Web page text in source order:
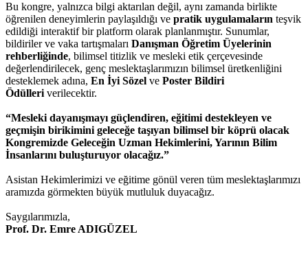
Bu kongre, yalnızca bilgi aktarılan değil, aynı zamanda birlikte
öğrenilen deneyimlerin paylaşıldığı ve pratik uygulamaların teşvik
edildiği interaktif bir platform olarak planlanmıştır. Sunumlar,
bildiriler ve vaka tartışmaları Danışman Öğretim Üyelerinin
rehberliğinde, bilimsel titizlik ve mesleki etik çerçevesinde
değerlendirilecek, genç meslektaşlarımızın bilimsel üretkenliğini
desteklemek adına, En İyi Sözel ve Poster Bildiri
Ödülleri verilecektir.
“Mesleki dayanışmayı güçlendiren, eğitimi destekleyen ve
geçmişin birikimini geleceğe taşıyan bilimsel bir köprü olacak
Kongremizde Geleceğin Uzman Hekimlerini, Yarının Bilim
İnsanlarını buluşturuyor olacağız.”
Asistan Hekimlerimizi ve eğitime gönül veren tüm meslektaşlarımızı
aramızda görmekten büyük mutluluk duyacağız.
Saygılarımızla,
Prof. Dr. Emre ADIGÜZEL